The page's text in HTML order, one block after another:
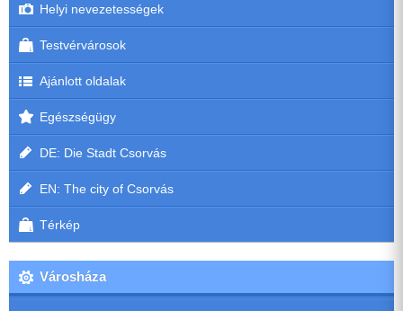
Helyi nevezetességek
Testvérvárosok
Ajánlott oldalak
Egészségügy
DE: Die Stadt Csorvás
EN: The city of Csorvás
Térkép
Városháza